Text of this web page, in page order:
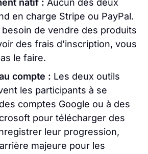
natif : Aucun des deux
en charge Stripe ou PayPal.
besoin de vendre des produits
des frais d'inscription, vous
le faire.
compte : Les deux outils
les participants à se
comptes Google ou à des
pour télécharger des
leur progression,
majeure pour les